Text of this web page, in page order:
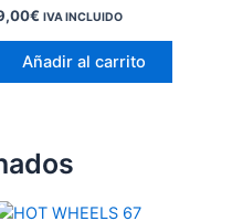
€ IVA INCLUIDO
Añadir al carrito